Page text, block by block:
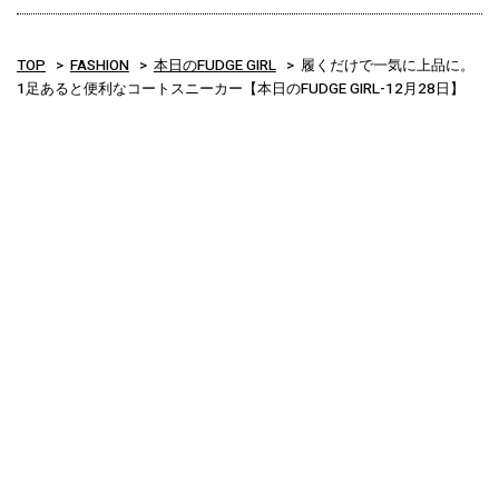
TOP FASHION 本日のFUDGE GIRL
履くだけで一気に上品に。
1足あると便利なコートスニーカー【本日のFUDGE GIRL-12月28日】